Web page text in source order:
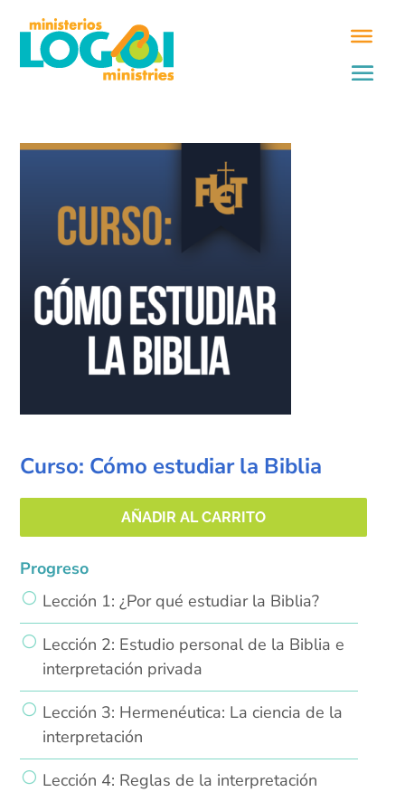
Curso: Cómo estudiar la Biblia
AÑADIR AL CARRITO
Progreso
Lección 1: ¿Por qué estudiar la Biblia?
Lección 2: Estudio personal de la Biblia e
interpretación privada
Lección 3: Hermenéutica: La ciencia de la
interpretación
Lección 4: Reglas de la interpretación